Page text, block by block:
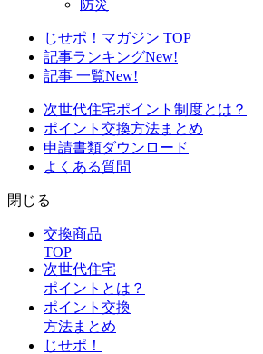
防災
じせポ！マガジン TOP
記事ランキングNew!
記事 一覧New!
次世代住宅ポイント制度とは？
ポイント交換方法まとめ
申請書類ダウンロード
よくある質問
閉じる
交換商品
TOP
次世代住宅
ポイントとは？
ポイント交換
方法まとめ
じせポ！